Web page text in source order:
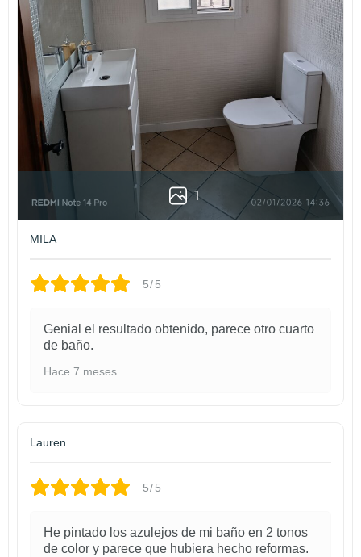
productos abrasivos que puedan alterar el acabado. la dureza y
resistencia completa se obtiene al mes
Tienes que tener especial cuidado con las zonas que tienen
residuos de silicona (juntas de bañera, lavabo, perfiles de aluminio
de mamparas…) puesto que, aunque no se aprecia quedan restos y
estos imposibilitan el agarre de la pintura por ello hay que lijar bien
la zona a tratar.
* Evita la humedad los dos primeros días, pero ten mucho cuidado
con los golpes y roces. Una vez pasen esas tres semanas el
esmalte tendrá la dureza necesaria para que no quede ninguna
marca en tu renovado baño o en tu redecorada cocina.
1
MILA
5/5
Genial el resultado obtenido, parece otro cuarto
de baño.
Hace 7 meses
Lauren
5/5
He pintado los azulejos de mi baño en 2 tonos
de color y parece que hubiera hecho reformas.